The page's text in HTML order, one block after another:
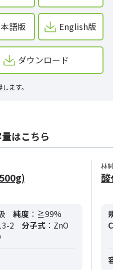
語版 English版
ダウンロード
ます。
はこちら
純度 ：≧99%
2 分子式 ：ZnO
林純
酸
規
容